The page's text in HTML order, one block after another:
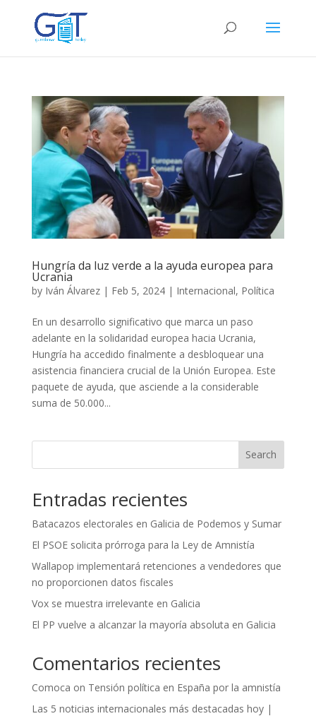
Hungría da luz verde a la ayuda europea para
Ucrania
by Iván Álvarez| Feb 5, 2024| Internacional, Política
En un desarrollo significativo que marca un paso
adelante en la solidaridad europea hacia Ucrania,
Hungría ha accedido finalmente a desbloquear una
asistencia financiera crucial de la Unión Europea. Este
paquete de ayuda, que asciende a la considerable
suma de 50.000...
Search
Entradas recientes
Batacazos electorales en Galicia de Podemos y Sumar
El PSOE solicita prórroga para la Ley de Amnistía
Wallapop implementará retenciones a vendedores que
no proporcionen datos fiscales
Vox se muestra irrelevante en Galicia
El PP vuelve a alcanzar la mayoría absoluta en Galicia
Comentarios recientes
Comoca on Tensión política en España por la amnistía
Las 5 noticias internacionales más destacadas hoy |